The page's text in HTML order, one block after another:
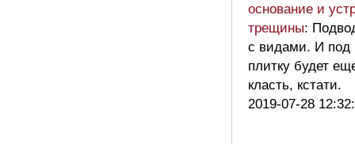
основание и
трещины:
с видами. И под
плитку будет
класть, кстати.
2019-07-28